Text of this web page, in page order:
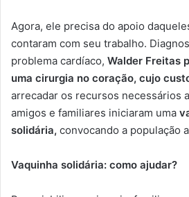
Agora, ele precisa do apoio
contaram com seu trabalho.
problema cardíaco, Walder Freitas
uma cirurgia no coração, cujo
arrecadar os recursos necessários
amigos e familiares iniciaram uma
solidária, convocando a população
Vaquinha solidária: como ajudar?